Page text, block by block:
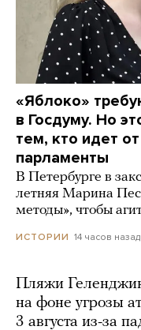
«Яблоко»
в Госдуму. Но
тем, кто идет
парламенты
В Петербурге в
летняя Марина
методы», чтобы
ИСТОРИИ 14 часов назад
Пляжи
на фоне угрозы
3 августа из-за